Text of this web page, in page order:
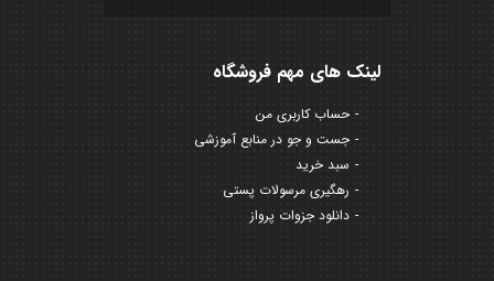
لینک های مهم فروشگاه
حساب کاربری من
جست و جو در منابع آموزشی
سبد خرید
رهگیری مرسولات پستی
دانلود جزوات پرواز